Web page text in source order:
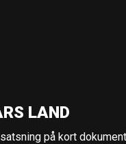
LAND
på kort